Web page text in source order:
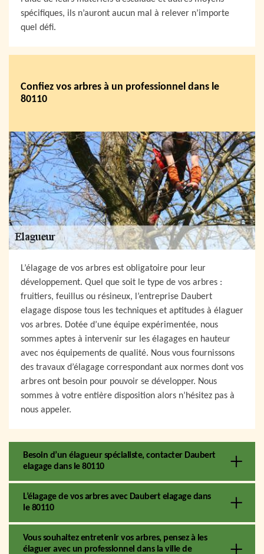
spécifiques, ils n’auront aucun mal à relever n’importe
quel défi.
Confiez vos arbres à un professionnel dans le
80110
L’élagage de vos arbres est obligatoire pour leur
développement. Quel que soit le type de vos arbres :
fruitiers, feuillus ou résineux, l’entreprise Daubert
elagage dispose tous les techniques et aptitudes à élaguer
vos arbres. Dotée d’une équipe expérimentée, nous
sommes aptes à intervenir sur les élagages en hauteur
avec nos équipements de qualité. Nous vous fournissons
des travaux d’élagage correspondant aux normes dont vos
arbres ont besoin pour pouvoir se développer. Nous
sommes à votre entière disposition alors n’hésitez pas à
nous appeler.
Besoin d’un élagueur spécialiste, contacter Daubert
elagage dans le 80110
L’élagage de vos arbres avec Daubert elagage dans
le 80110
Vous souhaitez entretenir vos arbres, pensez à les
élaguer avec un professionnel dans la ville de